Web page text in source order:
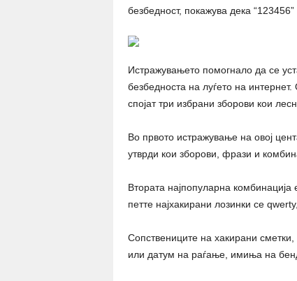
безбедност, покажува дека
Истражувањето помогнало да се
безбедноста на луѓето на
спојат три избрани зборови кои
Во првото истражување на овој
утврди кои зборови, фрази и
Втората најпопуларна
петте најхакирани лозинки се
Сопствениците на хакирани
или датум на раѓање, имиња на